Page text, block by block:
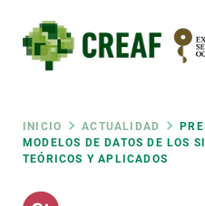
contenido
principal
Ruta
INICIO ACTUALIDAD
MODELOS DE DATOS DE LOS
TEÓRICOS Y APLICADOS
RRSS
Featured